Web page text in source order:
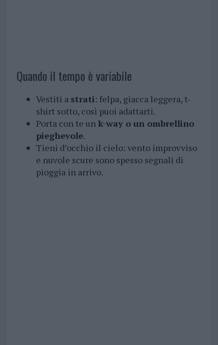
Quando il tempo è variabile
Vestiti a strati: felpa, giacca leggera, t-
shirt sotto, così puoi adattarti.
Porta con te un k-way o un ombrellino
pieghevole.
Tieni d’occhio il cielo: vento improvviso
e nuvole scure sono spesso segnali di
pioggia in arrivo.